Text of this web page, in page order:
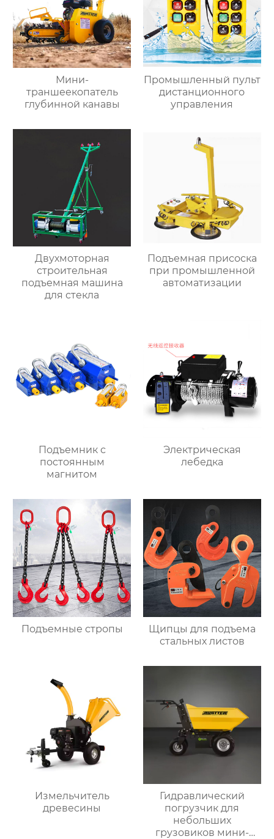
Мини-
траншеекопатель
глубинной канавы
Промышленный пульт
дистанционного
управления
Двухмоторная
строительная
подъемная машина
для стекла
Подъемная присоска
при промышленной
автоматизации
Подъемник с
постоянным
магнитом
Электрическая
лебедка
Подъемные стропы
Щипцы для подъема
стальных листов
Измельчитель
древесины
Гидравлический
погрузчик для
небольших
грузовиков мини-